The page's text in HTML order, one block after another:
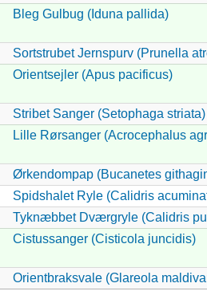
Bleg Gulbug (Iduna pallida)
Sortstrubet Jernspurv (Prunella
Orientsejler (Apus pacificus)
Stribet Sanger (Setophaga striata)
Lille Rørsanger (Acrocephalus
Ørkendompap (Bucanetes
Spidshalet Ryle (Calidris
Tyknæbbet Dværgryle (Calidris
Cistussanger (Cisticola juncidis)
Orientbraksvale (Glareola